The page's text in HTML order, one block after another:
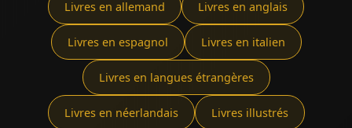
Livres en allemand Livres en anglais
Livres en espagnol Livres en italien
Livres en langues étrangères
Livres en néerlandais Livres illustrés